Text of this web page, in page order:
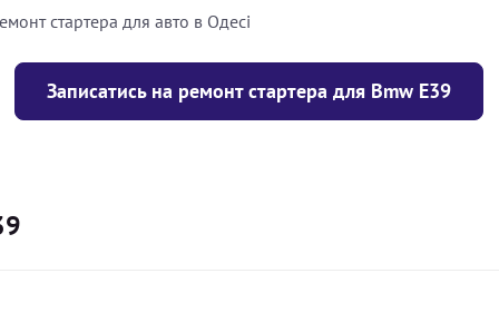
стартера для авто в Одесі
Записатись на ремонт стартера для Bmw E39